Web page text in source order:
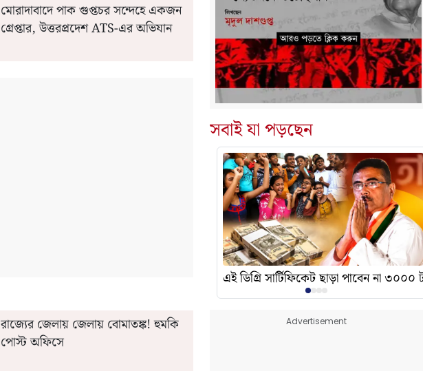
মোরাদাবাদে পাক গুপ্তচর সন্দেহে একজন
গ্রেপ্তার, উত্তরপ্রদেশ ATS-এর অভিযান
রাজ্যের জেলায় জেলায় বোমাতঙ্ক! হুমকি
পোস্ট অফিসে
সবাই যা পড়ছেন
মিশর কোচ কেন 'এক্স' চিহ্ন দেখালেন? এর অর্থ কী?এই ডিগ্রি সার্টিফিকেট ছাড়া পাবেন না ৩০০০ টাকা
Advertisement